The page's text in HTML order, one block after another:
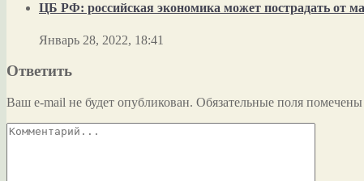
ЦБ РФ: российская экономика может пострадать от
Январь 28, 2022, 18:41
Ответить
Ваш e-mail не будет опубликован. Обязательные поля помечены